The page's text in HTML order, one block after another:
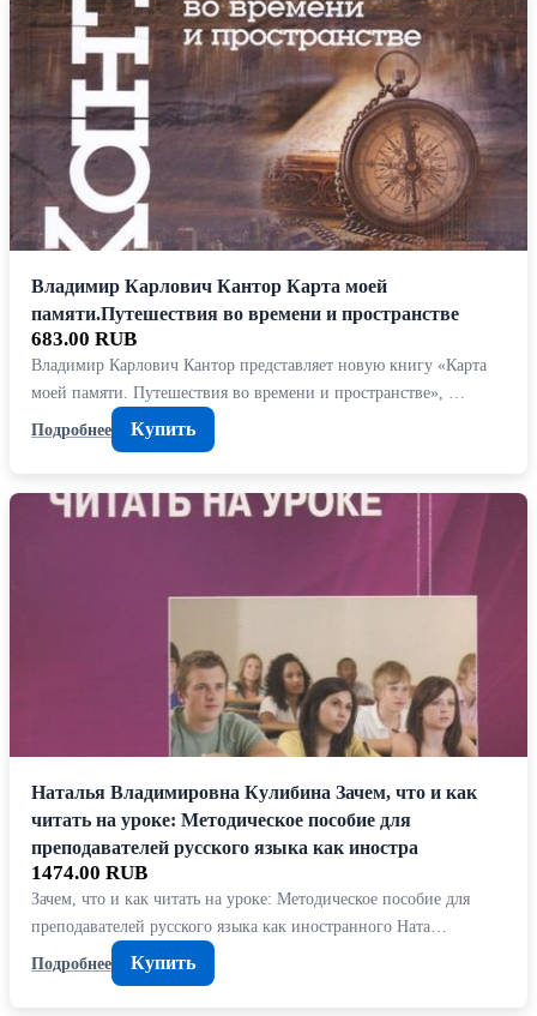
Владимир Карлович Кантор Карта моей
памяти.Путешествия во времени и пространстве
683.00 RUB
Владимир Карлович Кантор представляет новую книгу «Карта
моей памяти. Путешествия во времени и пространстве», …
Подробнее
Купить
Наталья Владимировна Кулибина Зачем, что и как
читать на уроке: Методическое пособие для
преподавателей русского языка как иностра
1474.00 RUB
Зачем, что и как читать на уроке: Методическое пособие для
преподавателей русского языка как иностранного Ната…
Подробнее
Купить